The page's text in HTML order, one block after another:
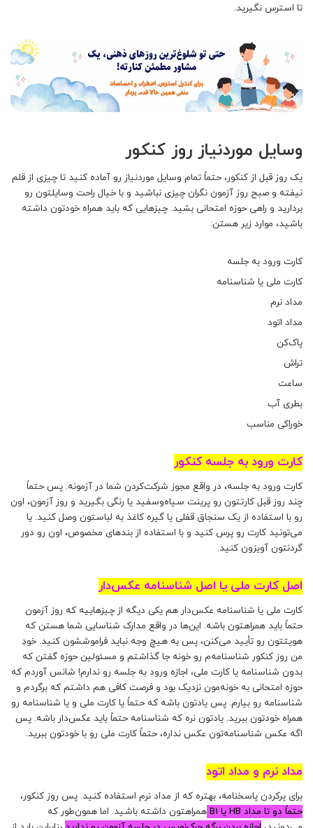
تا استرس نگیرید.
وسایل موردنیاز روز کنکور
یک روز قبل از کنکور، حتماً تمام وسایل موردنیاز رو آماده کنید تا چیزی از قلم
نیفته و صبح روز آزمون نگران چیزی نباشید و با خیال راحت وسایلتون رو
بردارید و راهی حوزه امتحانی بشید. چیزهایی که باید همراه خودتون داشته
باشید، موارد زیر هستن:
کارت ورود به جلسه
کارت ملی یا شناسنامه
مداد نرم
مداد اتود
پاک‌کن
تراش
ساعت
بطری آب
خوراکی مناسب
کارت ورود به جلسه کنکور
کارت ورود به جلسه، در واقع مجوز شرکت‌کردن شما در آزمونه. پس حتماً
چند روز قبل کارتتون رو پرینت سیاه‌و‌سفید یا رنگی بگیرید و روز آزمون، اون
رو با استفاده از یک سنجاق قفلی یا گیره کاغذ به لباستون وصل کنید. یا
می‌تونید کارت رو پرس کنید و با استفاده از بندهای مخصوص، اون رو دور
گردنتون آویزون کنید.
اصل کارت ملی یا اصل شناسنامه عکس‌دار
کارت ملی یا شناسنامه عکس‌دار هم یکی دیگه از چیزهاییه که روز آزمون
حتماً باید همراهتون باشه. این‌ها در واقع مدارک شناسایی شما هستن که
هویتتون رو تأیید می‌کنن، پس به هیچ وجه نباید فراموششون کنید. خودِ
من روز کنکور شناسنامه‌م رو خونه جا گذاشتم و مسئولین حوزه گفتن که
بدون شناسنامه یا کارت ملی، اجازه ورود به جلسه رو ندارم! شانس آوردم که
حوزه امتحانی به خونه‌مون نزدیک بود و فرصت کافی هم داشتم که برگردم و
شناسنامه رو بیارم. پس یادتون باشه که حتماً یا کارت ملی و یا شناسنامه رو
همراه خودتون ببرید. یادتون نره که شناسنامه حتماً باید عکس‌دار باشه. پس
اگه عکس شناسنامه‌‌تون عکس نداره، حتماً کارت ملی رو با خودتون ببرید.
مداد نرم و مداد اتود
برای پرکردن پاسخنامه، بهتره که از مداد نرم استفاده کنید. پس روز کنکور،
حتماً دو تا مداد HB یا B1
همراهتون داشته باشید. اما همون‌طور که